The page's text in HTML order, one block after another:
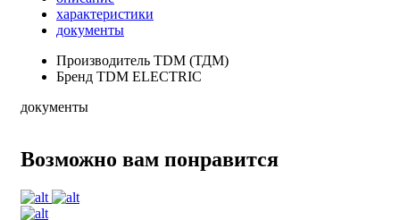
характеристики
документы
Производитель TDM (ТДМ)
Бренд TDM ELECTRIC
документы
Возможно вам понравится